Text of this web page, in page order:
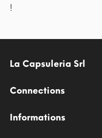
!
La Capsuleria Srl
Connections
Informations